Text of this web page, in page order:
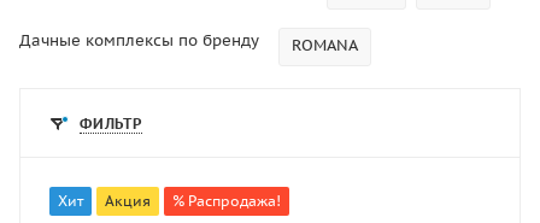
Дачные комплексы по бренду ROMANA
ФИЛЬТР
Хит Акция % Распродажа!